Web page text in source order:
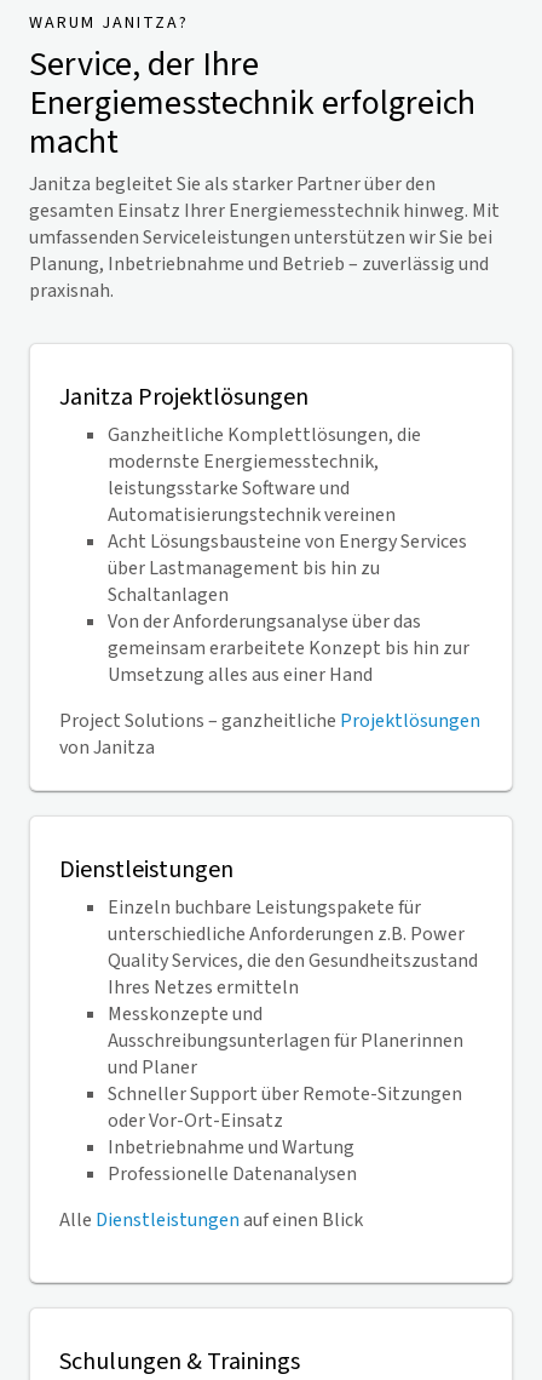
WARUM JANITZA?
Service, der Ihre
Energiemesstechnik erfolgreich
macht
Janitza begleitet Sie als starker Partner über den
gesamten Einsatz Ihrer Energiemesstechnik hinweg. Mit
umfassenden Serviceleistungen unterstützen wir Sie bei
Planung, Inbetriebnahme und Betrieb – zuverlässig und
praxisnah.
Janitza Projektlösungen
Ganzheitliche Komplettlösungen, die
modernste Energiemesstechnik,
leistungsstarke Software und
Automatisierungstechnik vereinen
Acht Lösungsbausteine von Energy Services
über Lastmanagement bis hin zu
Schaltanlagen
Von der Anforderungsanalyse über das
gemeinsam erarbeitete Konzept bis hin zur
Umsetzung alles aus einer Hand
Project Solutions – ganzheitliche Projektlösungen
von Janitza
Dienstleistungen
Einzeln buchbare Leistungspakete für
unterschiedliche Anforderungen z.B. Power
Quality Services, die den Gesundheitszustand
Ihres Netzes ermitteln
Messkonzepte und
Ausschreibungsunterlagen für Planerinnen
und Planer
Schneller Support über Remote-Sitzungen
oder Vor-Ort-Einsatz
Inbetriebnahme und Wartung
Professionelle Datenanalysen
Alle Dienstleistungenauf einen Blick
Schulungen & Trainings